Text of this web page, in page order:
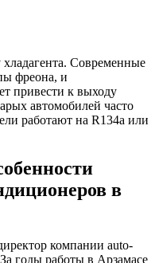
Современные
фреона, и
привести к выходу
автомобилей часто
работают на R134a или
в
компании auto-
годы работы в Арзамасе